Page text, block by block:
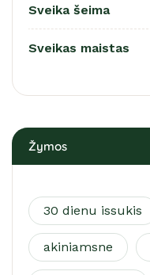
Sveika šeima
Sveikas maistas
Žymos
30 dienu issukis
akiniamsne